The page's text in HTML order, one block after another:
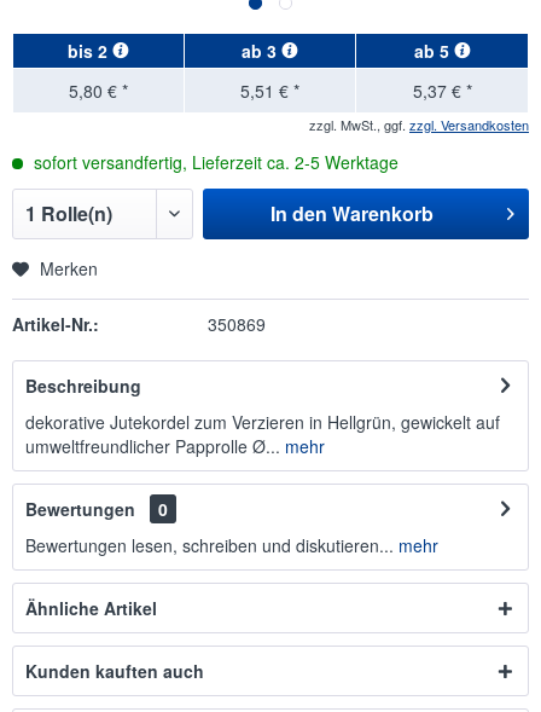
bis 2 ab 3 ab 5
5,80 € *
5,51 € * 5,37 € *
zzgl. MwSt., ggf. zzgl. Versandkosten
sofort versandfertig, Lieferzeit ca. 2-5 Werktage
In den Warenkorb
Merken
Artikel-Nr.: 350869
Beschreibung
dekorative Jutekordel zum Verzieren in Hellgrün, gewickelt auf
umweltfreundlicher Papprolle Ø... mehr
Bewertungen
0
Bewertungen lesen, schreiben und diskutieren... mehr
Ähnliche Artikel
Kunden kauften auch